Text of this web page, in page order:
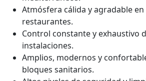
Atmósfera cálida y agradable
restaurantes.
Control constante y exhaustivo
instalaciones.
Amplios, modernos y
bloques sanitarios.